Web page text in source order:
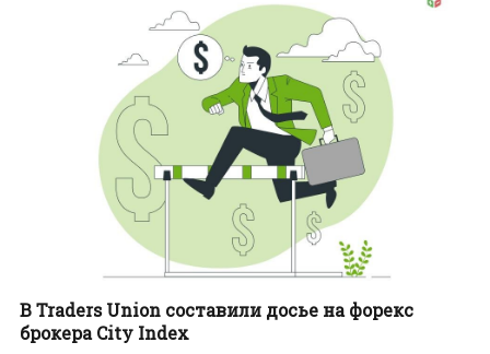
В Traders Union составили досье на форекс
брокера City Index